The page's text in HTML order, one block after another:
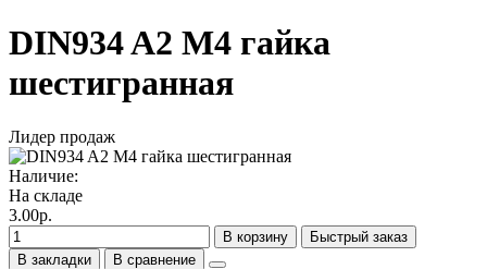
DIN934 A2 M4 гайка
шестигранная
Лидер продаж
Наличие:
На складе
3.00р.
В корзину
Быстрый заказ
В закладки
В сравнение